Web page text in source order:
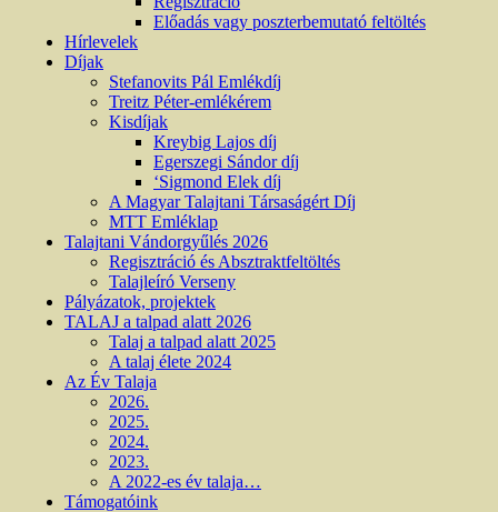
Előadás vagy poszterbemutató feltöltés
Hírlevelek
Díjak
Stefanovits Pál Emlékdíj
Treitz Péter-emlékérem
Kisdíjak
Kreybig Lajos díj
Egerszegi Sándor díj
‘Sigmond Elek díj
A Magyar Talajtani Társaságért Díj
MTT Emléklap
Talajtani Vándorgyűlés 2026
Regisztráció és Absztraktfeltöltés
Talajleíró Verseny
Pályázatok, projektek
TALAJ a talpad alatt 2026
Talaj a talpad alatt 2025
A talaj élete 2024
Az Év Talaja
2026.
2025.
2024.
2023.
A 2022-es év talaja…
Támogatóink